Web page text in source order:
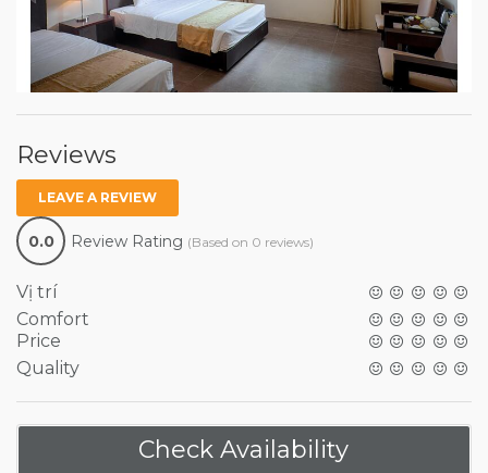
Reviews
LEAVE A REVIEW
0.0 Review Rating (Based on 0 reviews)
Vị trí
Comfort
Price
Quality
Check Availability